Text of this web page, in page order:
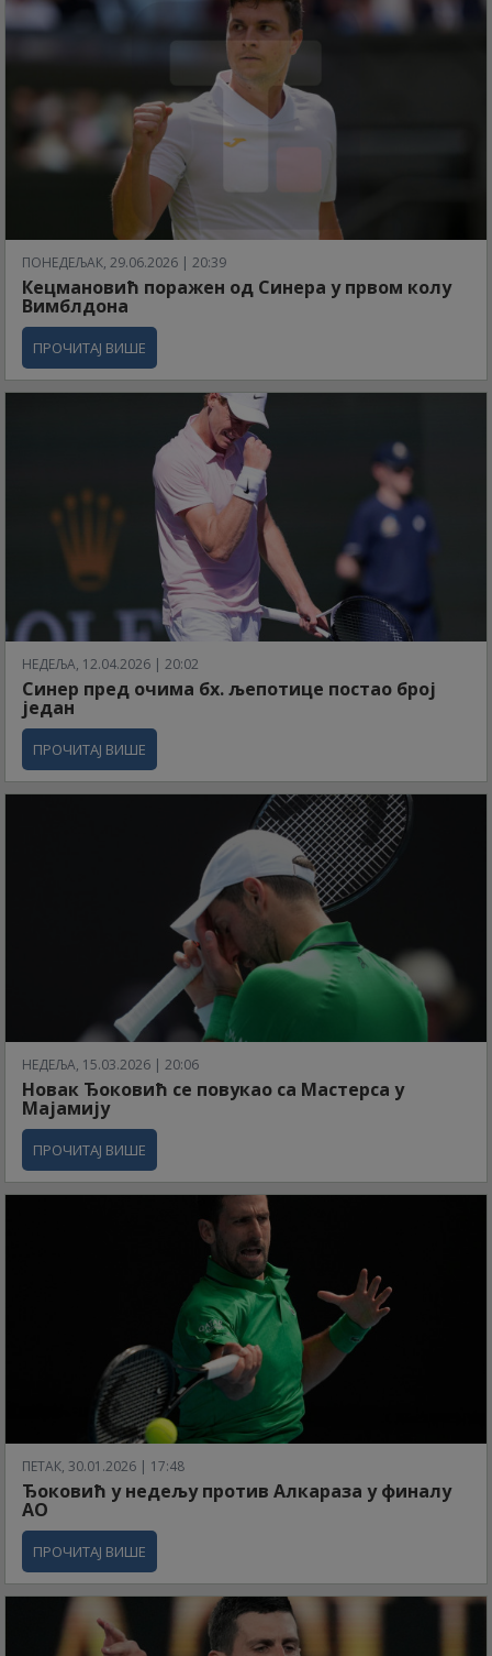
ПОНЕДЕЉАК, 29.06.2026 | 20:39
Кецмановић поражен од Синера у првом колу
Вимблдона
ПРОЧИТАЈ ВИШЕ
НЕДЕЉА, 12.04.2026 | 20:02
Синер пред очима бх. љепотице постао број
један
ПРОЧИТАЈ ВИШЕ
НЕДЕЉА, 15.03.2026 | 20:06
Новак Ђоковић се повукао са Мастерса у
Мајамију
ПРОЧИТАЈ ВИШЕ
ПЕТАК, 30.01.2026 | 17:48
Ђоковић у недељу против Алкараза у финалу
АО
ПРОЧИТАЈ ВИШЕ